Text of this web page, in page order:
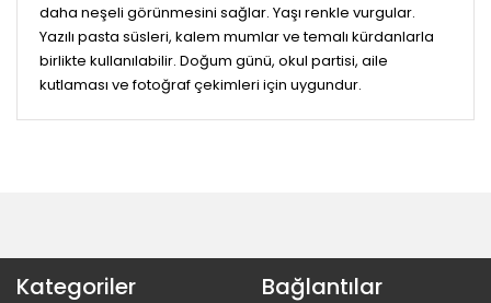
daha neşeli görünmesini sağlar. Yaşı renkle vurgular.
Yazılı pasta süsleri, kalem mumlar ve temalı kürdanlarla
birlikte kullanılabilir. Doğum günü, okul partisi, aile
kutlaması ve fotoğraf çekimleri için uygundur.
Kategoriler Bağlantılar